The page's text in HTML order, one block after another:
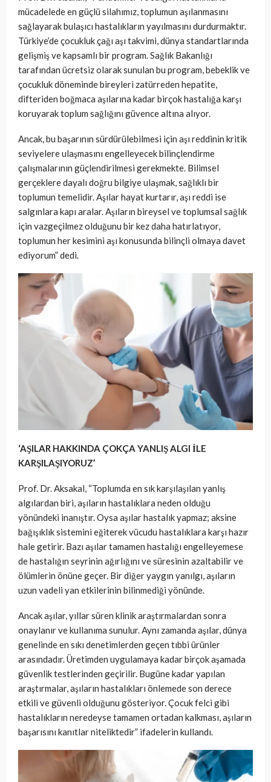
mücadelede en güçlü silahımız, toplumun aşılanmasını
sağlayarak bulaşıcı hastalıkların yayılmasını durdurmaktır.
Türkiye’de çocukluk çağı aşı takvimi, dünya standartlarında
gelişmiş ve kapsamlı bir program. Sağlık Bakanlığı
tarafından ücretsiz olarak sunulan bu program, bebeklik ve
çocukluk döneminde bireyleri zatürreden hepatite,
difteriden boğmaca aşılarına kadar birçok hastalığa karşı
koruyarak toplum sağlığını güvence altına alıyor.
Ancak, bu başarının sürdürülebilmesi için aşı reddinin kritik
seviyelere ulaşmasını engelleyecek bilinçlendirme
çalışmalarının güçlendirilmesi gerekmekte. Bilimsel
gerçeklere dayalı doğru bilgiye ulaşmak, sağlıklı bir
toplumun temelidir. Aşılar hayat kurtarır, aşı reddi ise
salgınlara kapı aralar. Aşıların bireysel ve toplumsal sağlık
için vazgeçilmez olduğunu bir kez daha hatırlatıyor,
toplumun her kesimini aşı konusunda bilinçli olmaya davet
ediyorum” dedi.
‘AŞILAR HAKKINDA ÇOKÇA YANLIŞ ALGI İLE
KARŞILAŞIYORUZ’
Prof. Dr. Aksakal, “Toplumda en sık karşılaşılan yanlış
algılardan biri, aşıların hastalıklara neden olduğu
yönündeki inanıştır. Oysa aşılar hastalık yapmaz; aksine
bağışıklık sistemini eğiterek vücudu hastalıklara karşı hazır
hale getirir. Bazı aşılar tamamen hastalığı engelleyemese
de hastalığın seyrinin ağırlığını ve süresinin azaltabilir ve
ölümlerin önüne geçer. Bir diğer yaygın yanılgı, aşıların
uzun vadeli yan etkilerinin bilinmediği yönünde.
Ancak aşılar, yıllar süren klinik araştırmalardan sonra
onaylanır ve kullanıma sunulur. Aynı zamanda aşılar, dünya
genelinde en sıkı denetimlerden geçen tıbbi ürünler
arasındadır. Üretimden uygulamaya kadar birçok aşamada
güvenlik testlerinden geçirilir. Bugüne kadar yapılan
araştırmalar, aşıların hastalıkları önlemede son derece
etkili ve güvenli olduğunu gösteriyor. Çocuk felci gibi
hastalıkların neredeyse tamamen ortadan kalkması, aşıların
başarısını kanıtlar niteliktedir” ifadelerin kullandı.